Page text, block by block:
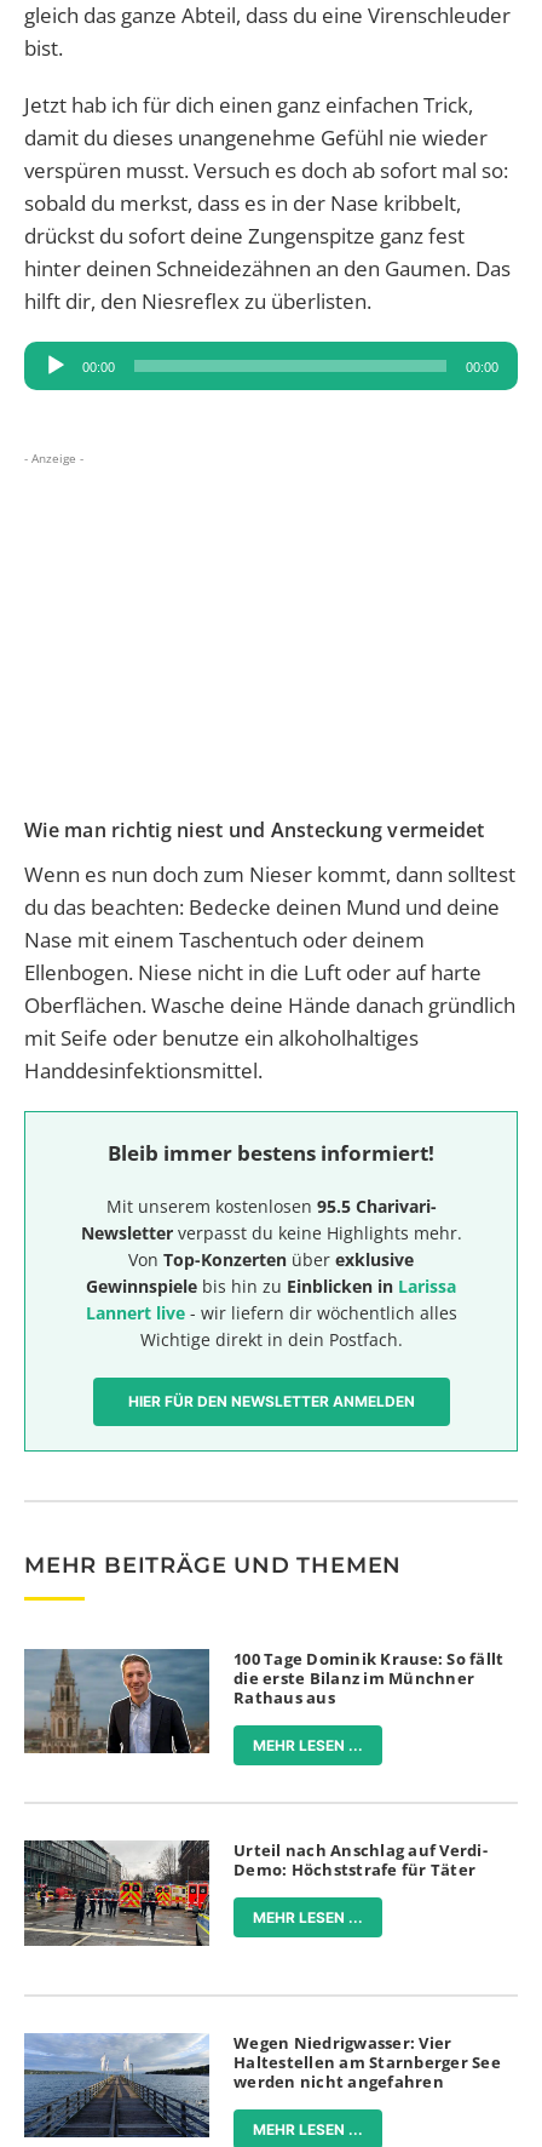
gleich das ganze Abteil, dass du eine Virenschleuder
bist.
Jetzt hab ich für dich einen ganz einfachen Trick,
damit du dieses unangenehme Gefühl nie wieder
verspüren musst. Versuch es doch ab sofort mal so:
sobald du merkst, dass es in der Nase kribbelt,
drückst du sofort deine Zungenspitze ganz fest
hinter deinen Schneidezähnen an den Gaumen. Das
hilft dir, den Niesreflex zu überlisten.
Audio-
Player
00:00 00:00
- Anzeige -
Wie man richtig niest und Ansteckung vermeidet
Wenn es nun doch zum Nieser kommt, dann solltest
du das beachten: Bedecke deinen Mund und deine
Nase mit einem Taschentuch oder deinem
Ellenbogen. Niese nicht in die Luft oder auf harte
Oberflächen. Wasche deine Hände danach gründlich
mit Seife oder benutze ein alkoholhaltiges
Handdesinfektionsmittel.
Bleib immer bestens informiert!
Mit unserem kostenlosen 95.5 Charivari-
Newsletterverpasst du keine Highlights mehr.
Von Top-Konzerten über exklusive
Gewinnspiele bis hin zu Einblicken in Larissa
Lannert live- wir liefern dir wöchentlich alles
Wichtige direkt in dein Postfach.
HIER FÜR DEN NEWSLETTER ANMELDEN
MEHR BEITRÄGE UND THEMEN
100 Tage Dominik Krause: So fällt
die erste Bilanz im Münchner
Rathaus aus
MEHR LESEN ...
Urteil nach Anschlag auf Verdi-
Demo: Höchststrafe für Täter
MEHR LESEN ...
Wegen Niedrigwasser: Vier
Haltestellen am Starnberger See
werden nicht angefahren
MEHR LESEN ...